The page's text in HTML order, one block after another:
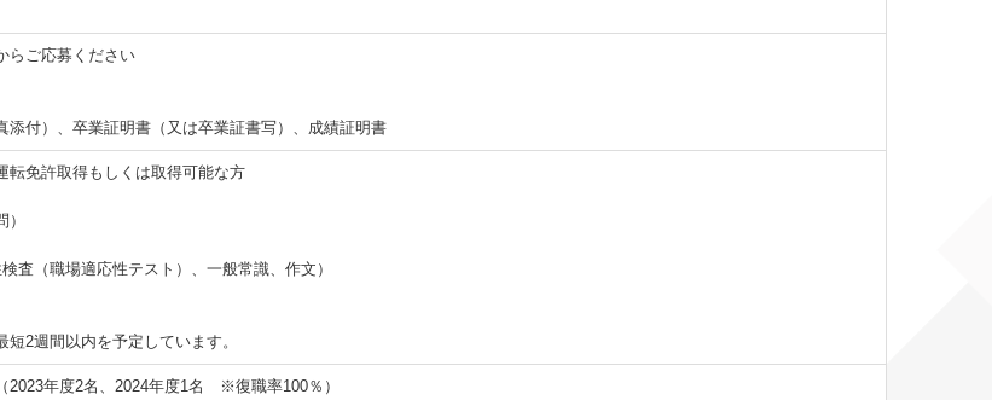
らご応募ください
添付）、卒業証明書（又は卒業証書写）、成績証明書
転免許取得もしくは取得可能な方
査（職場適応性テスト）、一般常識、作文）
2週間以内を予定しています。
2023年度2名、2024年度1名 ※復職率100％）